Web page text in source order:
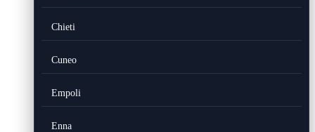
Chieti
Cuneo
Empoli
Enna